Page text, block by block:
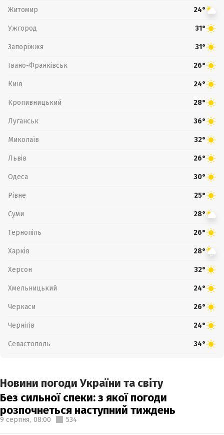
Житомир 24°
Ужгород 31°
Запоріжжя 31°
Івано-Франківськ 26°
Київ 24°
Кропивницький 28°
Луганськ 36°
Миколаїв 32°
Львів 26°
Одеса 30°
Рівне 25°
Суми 28°
Тернопіль 26°
Харків 28°
Херсон 32°
Хмельницький 24°
Черкаси 26°
Чернігів 24°
Севастополь 34°
Новини погоди України та світу
Без сильної спеки: з якої погоди
розпочнеться наступний тиждень
9 серпня, 08:00 534